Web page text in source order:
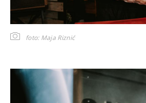
foto: Maja Riznić